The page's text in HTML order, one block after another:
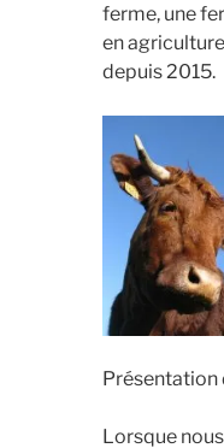
ferme, une
en
depuis 2015.
Présentation
Lorsque